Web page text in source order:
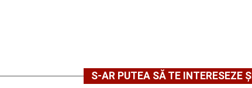
S-AR PUTEA SĂ TE INTERESEZE ȘI